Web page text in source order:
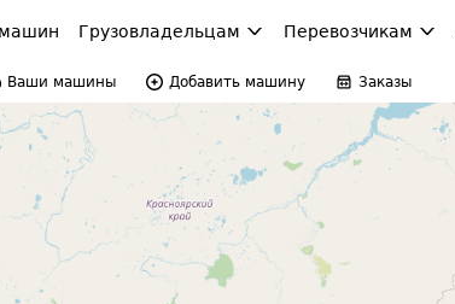
Грузовладельцам Перевозчикам
Ваши машины Добавить машину Заказы